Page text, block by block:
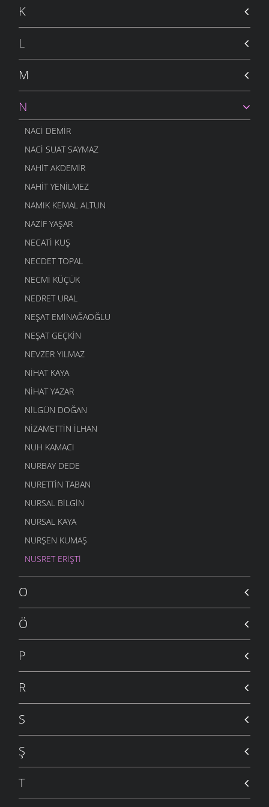
K
L
M
N
NACI DEMIR
NACI SUAT SAYMAZ
NAHIT AKDEMIR
NAHIT YENILMEZ
NAMIK KEMAL ALTUN
NAZIF YAŞAR
NECATI KUŞ
NECDET TOPAL
NECMI KÜÇÜK
NEDRET URAL
NEŞAT EMINAĞAOĞLU
NEŞAT GEÇKIN
NEVZER YILMAZ
NIHAT KAYA
NIHAT YAZAR
NILGÜN DOĞAN
NIZAMETTIN İLHAN
NUH KAMACI
NURBAY DEDE
NURETTIN TABAN
NURSAL BILGIN
NURSAL KAYA
NURŞEN KUMAŞ
NUSRET ERIŞTI
O
Ö
P
R
S
Ş
T